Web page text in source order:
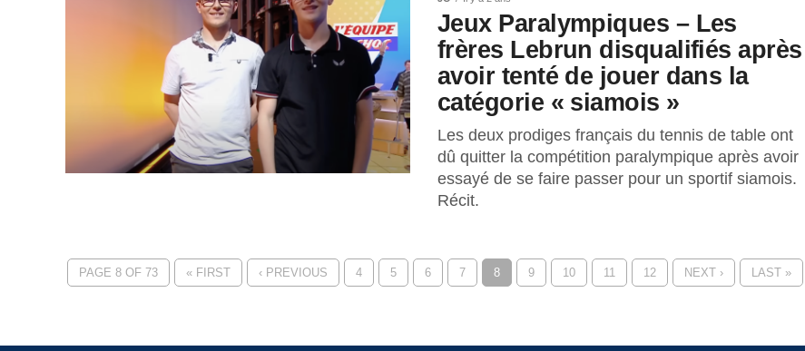
Jeux Paralympiques – Les
frères Lebrun disqualifiés après
avoir tenté de jouer dans la
catégorie « siamois »
Les deux prodiges français du tennis de table ont
dû quitter la compétition paralympique après avoir
essayé de se faire passer pour un sportif siamois.
Récit.
PAGE 8 OF 73 « FIRST ‹ PREVIOUS 4 5 6 7 8 9 10 11 12 NEXT › LAST »